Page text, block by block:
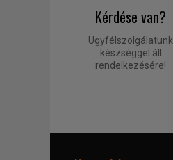
Kérdése van?
Ügyfélszolgálatunk
készséggel áll
rendelkezésére!